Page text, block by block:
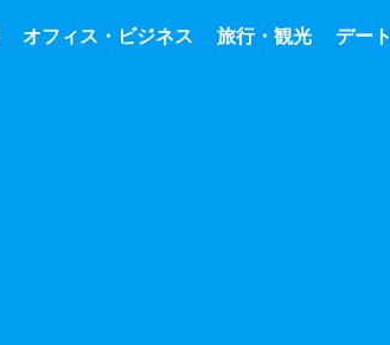
オフィス・ビジネス 旅行・観光 デート